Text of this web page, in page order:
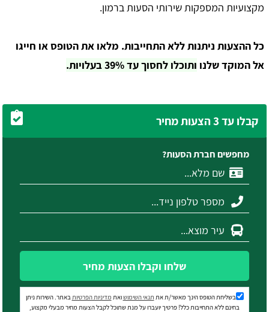
מקצועיות המספקות שירותי הסעות ברמון.
כל ההצעות ניתנות ללא התחייבות. מלאו את הטופס או חייגו
אל המוקד שלנו ותוכלו לחסוך עד 39% בעלויות.
קבלו עד 3 הצעות מחיר
מחפשים חברת הסעות?
שלחו וקבלו הצעות מחיר
בשליחת הטופס הינך מאשר/ת את תנאי השימושואת מדיניות הפרטיותבאתר. השירות ניתן
בחינם ללא התחייבות כלל! פרטיך יועברו על מנת שתוכל לקבל הצעות מחיר מבעלי מקצוע,